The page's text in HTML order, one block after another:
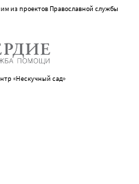
из проектов Православной службы
«Нескучный сад»